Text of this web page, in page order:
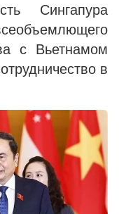
Сингапура
с Вьетнамом
в